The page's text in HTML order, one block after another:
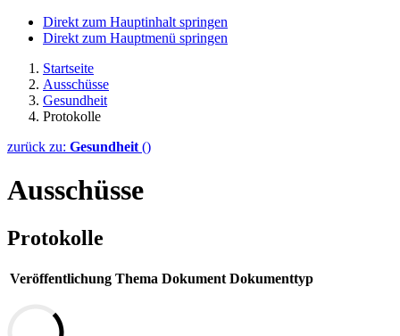
Direkt zum Hauptinhalt springen
Direkt zum Hauptmenü springen
Startseite
Ausschüsse
Gesundheit
Protokolle
zurück zu: Gesundheit ()
Ausschüsse
Protokolle
Veröffentlichung Thema Dokument Dokumenttyp